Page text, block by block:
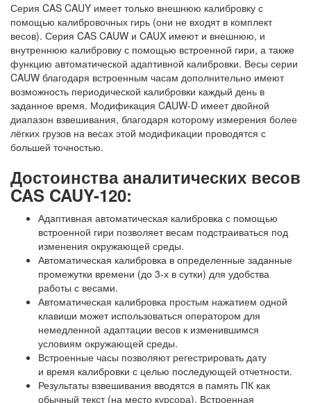
Серия CAS CAUY имеет только внешнюю калибровку с
помощью калибровочных гирь (они не входят в комплект
весов). Серия CAS CAUW и CAUX имеют и внешнюю, и
внутреннюю калибровку с помощью встроенной гири, а также
функцию автоматической адаптивной калибровки. Весы серии
CAUW благодаря встроенным часам дополнительно имеют
возможность периодической калибровки каждый день в
заданное время. Модификация CAUW-D имеет двойной
диапазон взвешивания, благодаря которому измерения более
лёгких грузов на весах этой модификации проводятся с
большей точностью.
Достоинства аналитических весов
CAS CAUY-120:
Адаптивная автоматическая калибровка с помощью
встроенной гири позволяет весам подстраиваться под
изменения окружающей среды.
Автоматическая калибровка в определенные заданные
промежутки времени (до 3-х в сутки) для удобства
работы с весами.
Автоматическая калибровка простым нажатием одной
клавиши может использоваться оператором для
немедленной адаптации весов к изменившимся
условиям окружающей среды.
Встроенные часы позволяют регестрировать дату
и время калибровки с целью последующей отчетности.
Результаты взвешивания вводятся в память ПК как
обычный текст (на место курсора). Встроенная